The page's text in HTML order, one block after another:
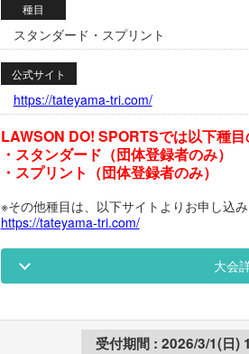
種目
スタンダード・スプリント
公式サイト
https://tateyama-tri.com/
LAWSON DO! SPORTSでは以下種
・スタンダード（団体登録者のみ）
・スプリント（団体登録者のみ）
※その他種目は、以下サイトよりお申し込
https://tateyama-tri.com/
大会
2026/3/1(日)